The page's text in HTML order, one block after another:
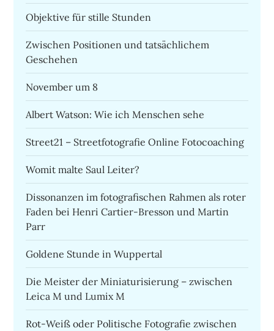
Objektive für stille Stunden
Zwischen Positionen und tatsächlichem
Geschehen
November um 8
Albert Watson: Wie ich Menschen sehe
Street21 – Streetfotografie Online Fotocoaching
Womit malte Saul Leiter?
Dissonanzen im fotografischen Rahmen als roter
Faden bei Henri Cartier-Bresson und Martin
Parr
Goldene Stunde in Wuppertal
Die Meister der Miniaturisierung – zwischen
Leica M und Lumix M
Rot-Weiß oder Politische Fotografie zwischen